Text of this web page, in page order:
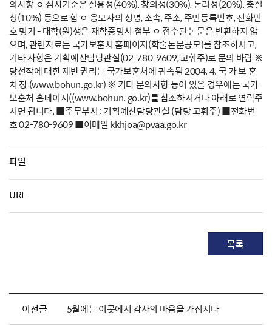
의사항 ㅇ 심사기준은 실용성(40%), 창의성(30%), 논리성(20%), 충실
성(10%) 등으로 함 ㅇ 응모자의 성명, 소속, 주소, 주민등록번호, 전화번
호 명기 - 대학(원)생은 재학증명서 첨부 ㅇ 접수된 논문은 반환하지 않
으며, 관련자료는 국가보훈처 홈페이지(학술논문공모)를 참조하시고,
기타 사항은 기획예산담당관실(02-780-9609, 고휘주)로 문의 바람 ※
당선작에 대한 제반 권리는 국가보훈처에 귀속됨 2004. 4. 국 가 보 훈
처 장 (www.bohun.go.kr) ※ 기타 문의사항 등이 있을 경우에는 국가
보훈처 홈페이지((www.bohun. go.kr)를 참조하시거나 아래로 연락주
시면 됩니다. ■주무부서 : 기획예산담당관실 (담당 고휘주) ■전화번
호 02-780-9609 ■이메일 kkhjoa@pvaa.go.kr
파일
URL
목록
이전글 5월에는 이곳에서 감사의 마음을 가집시다